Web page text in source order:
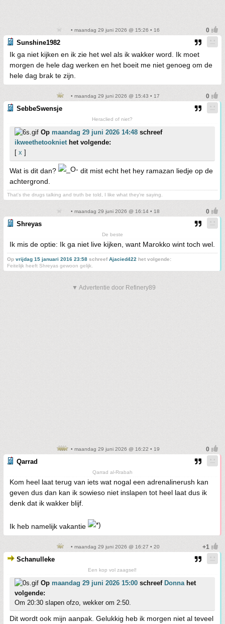
• maandag 29 juni 2026 @ 15:26 • 16
Sunshine1982
Ik ga niet kijken en ik zie het wel als ik wakker word. Ik moet
morgen de hele dag werken en het boeit me niet genoeg om de
hele dag brak te zijn.
• maandag 29 juni 2026 @ 15:43 • 17
SebbeSwensje
Heraclied of niet?
Op maandag 29 juni 2026 14:48 schreef
ikweethetookniethet volgende:
[ x ]
Wat is dit dan?
dit mist echt het hey ramazan liedje op de
achtergrond.
That's the drugs talking and truth be told, I like what they're saying.
• maandag 29 juni 2026 @ 16:14 • 18
Shreyas
De beste
Ik mis de optie: Ik ga niet live kijken, want Marokko wint toch wel.
Op vrijdag 15 januari 2016 23:58 schreefAjacied422 het volgende:
Feitelijk heeft Shreyas gewoon gelijk.
▼ Advertentie door Refinery89
• maandag 29 juni 2026 @ 16:22 • 19
Qarrad
Qarrad al-Rrabah
Kom heel laat terug van iets wat nogal een adrenalinerush kan
geven dus dan kan ik sowieso niet inslapen tot heel laat dus ik
denk dat ik wakker blijf.
Ik heb namelijk vakantie
• maandag 29 juni 2026 @ 16:27 • 20
Schanulleke
Een kop vol zaagsel!
Op maandag 29 juni 2026 15:00 schreef Donnahet
volgende:
Om 20:30 slapen ofzo, wekker om 2:50.
Dit wordt ook mijn aanpak. Gelukkig heb ik morgen niet al teveel